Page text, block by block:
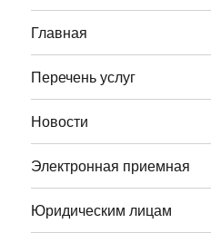
Главная
Перечень услуг
Новости
Электронная приемная
Юридическим лицам